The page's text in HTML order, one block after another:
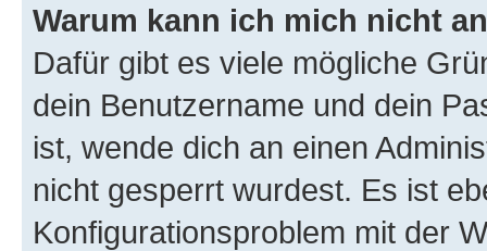
Warum kann ich mich nicht
Dafür gibt es viele mögliche
dein Benutzername und dein
ist, wende dich an einen
nicht gesperrt wurdest. Es ist
Konfigurationsproblem mit der